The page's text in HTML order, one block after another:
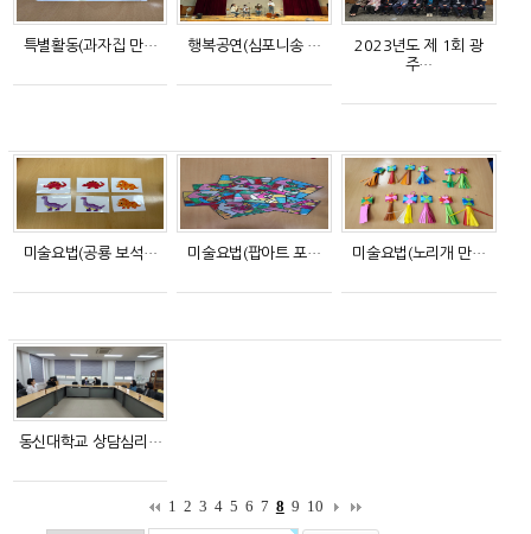
특별활동(과자집 만… 행복공연(심포니송 …
2023년도 제 1회 광
주…
미술요법(공룡 보석… 미술요법(팝아트 포… 미술요법(노리개 만…
동신대학교 상담심리…
1 2 3 4 5 6 7 8 9 10